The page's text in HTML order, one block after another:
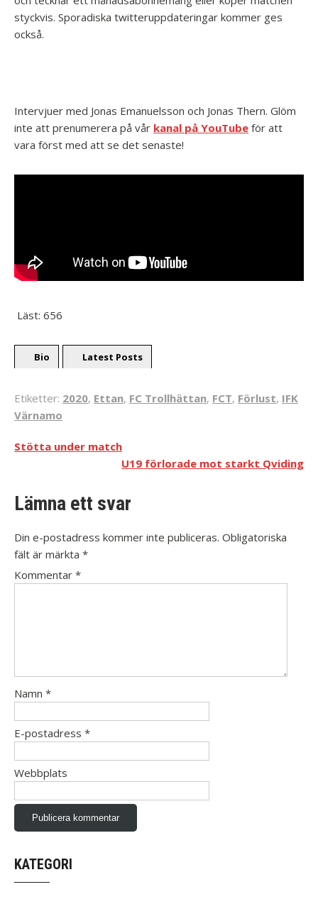
styckvis. Sporadiska twitteruppdateringar kommer ges
också.
Intervjuer med Jonas Emanuelsson och Jonas Thern. Glöm
inte att prenumerera på vår kanal på YouTube för att
vara först med att se det senaste!
Läst: 656
Bio Latest Posts
Etiketter: 2020, Ettan, FC Trollhättan, FCT, Förlust, IFK
Värnamo
Stötta under match
U19 förlorade mot starkt Qviding
Lämna ett svar
Din e-postadress kommer inte publiceras. Obligatoriska
fält är märkta *
Kommentar *
Namn *
E-postadress *
Webbplats
KATEGORI